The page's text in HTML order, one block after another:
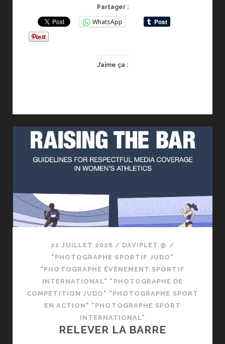
SUR
Partager :
WhatsApp
J’aime ça :
21 JUILLET 2026 / DAVIPLET.@ /
"PHOTOGRAPHE SPORTIF JUDO"
"PHOTOGRAPHE ÉVÉNEMENT SPORTIF
INTERNATIONAL" "PHOTOGRAPHE DE
COMPÉTITION JUDO" "PHOTOGRAPHE SPORT
EN ACTION" "PHOTOGRAPHE SPORT
INTERNATIONAL"
RELEVER LA BARRE